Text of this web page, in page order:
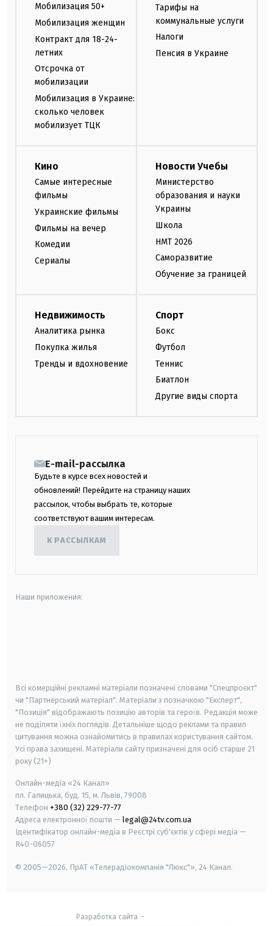
Мобилизация 50+
Мобилизация женщин
Контракт для 18-24-
летних
Отсрочка от
мобилизации
Мобилизация в Украине:
сколько человек
мобилизует ТЦК
Тарифы на
коммунальные услуги
Налоги
Пенсия в Украине
Кино
Самые интересные
фильмы
Украинские фильмы
Фильмы на вечер
Комедии
Сериалы
Новости Учебы
Министерство
образования и науки
Украины
Школа
НМТ 2026
Саморазвитие
Обучение за границей
Недвижимость
Аналитика рынка
Покупка жилья
Тренды и вдохновение
Спорт
Бокс
Футбол
Теннис
Биатлон
Другие виды спорта
E-mail-рассылка
Будьте в курсе всех новостей и
обновлений! Перейдите на страницу наших
рассылок, чтобы выбрать те, которые
соответствуют вашим интересам.
К РАССЫЛКАМ
Наши приложения:
Всі комерційні рекламні матеріали позначені словами "Спецпроєкт"
чи "Партнерський матеріал". Матеріали з позначкою "Експерт",
"Позиція" відображають позицію авторів та героїв. Редакція може
не поділяти їхніх поглядів. Детальніше щодо реклами та правил
цитування можна ознайомитись в правилах користування сайтом.
Усі права захищені. Матеріали сайту призначені для осіб старше 21
року (21+)
Онлайн-медіа «24 Канал»
пл. Галицька, буд. 15, м. Львів, 79008
Телефон +380 (32) 229-77-77
Адреса електронної пошти — legal@24tv.com.ua
Ідентифікатор онлайн-медіа в Реєстрі суб'єктів у сфері медіа —
R40-06057
© 2005—2026, ПрАТ «Телерадіокомпанія "Люкс"», 24 Канал.
Разработка сайта -